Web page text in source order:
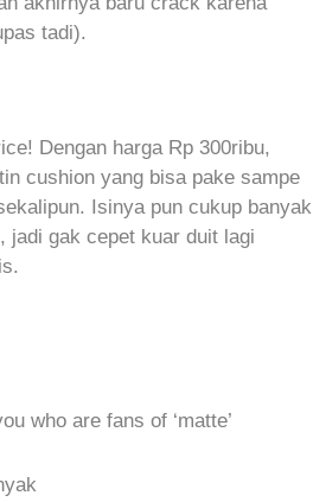
tadi).
Dengan harga Rp 300ribu,
cushion yang bisa pake sampe
Isinya pun cukup banyak
jadi gak cepet kuar duit lagi
who are fans of ‘matte’